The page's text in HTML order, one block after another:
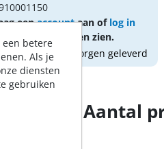
eenaccountaan of log in
prijzen te kunnen zien.
besteld, morgen geleverd
Aantal
een betere
Als je
diensten
gebruiken